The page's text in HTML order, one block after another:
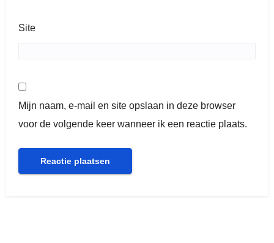
Site
Mijn naam, e-mail en site opslaan in deze browser
voor de volgende keer wanneer ik een reactie plaats.